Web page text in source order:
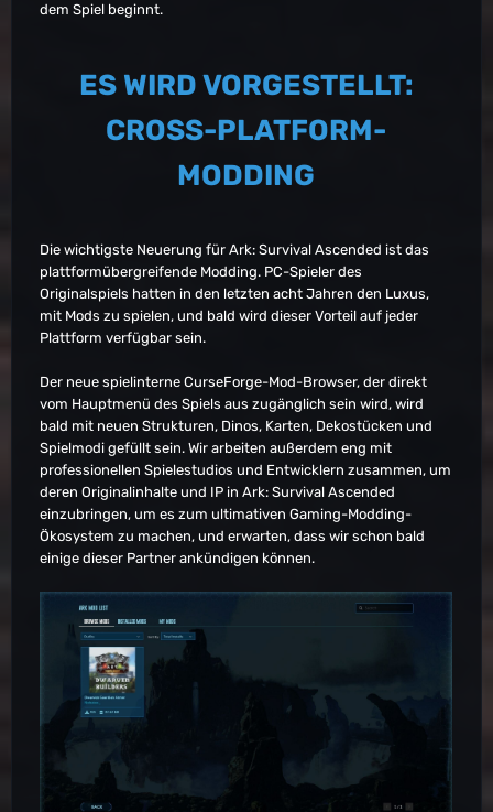
dem Spiel beginnt.
ES WIRD VORGESTELLT:
CROSS-PLATFORM-
MODDING
Die wichtigste Neuerung für Ark: Survival Ascended ist das
plattformübergreifende Modding. PC-Spieler des
Originalspiels hatten in den letzten acht Jahren den Luxus,
mit Mods zu spielen, und bald wird dieser Vorteil auf jeder
Plattform verfügbar sein.
Der neue spielinterne CurseForge-Mod-Browser, der direkt
vom Hauptmenü des Spiels aus zugänglich sein wird, wird
bald mit neuen Strukturen, Dinos, Karten, Dekostücken und
Spielmodi gefüllt sein. Wir arbeiten außerdem eng mit
professionellen Spielestudios und Entwicklern zusammen, um
deren Originalinhalte und IP in Ark: Survival Ascended
einzubringen, um es zum ultimativen Gaming-Modding-
Ökosystem zu machen, und erwarten, dass wir schon bald
einige dieser Partner ankündigen können.